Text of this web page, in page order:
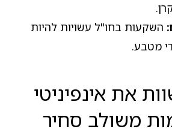
השקעות בחו"ל עשויות להיות
מטבע.
את אינפיניטי
משולב סחיר